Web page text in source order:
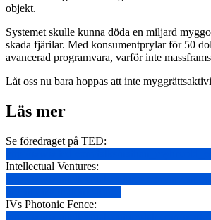
objekt.
Systemet skulle kunna döda en miljard
skada fjärilar. Med konsumentprylar för 50
avancerad programvara, varför inte
Låt oss nu bara hoppas att inte
Läs mer
Se föredraget på TED:
Intellectual Ventures:
IVs Photonic Fence: